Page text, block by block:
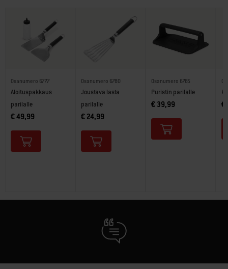
Osanumero 6777
Aloituspakkaus
parilalle
€ 49,99
Osanumero 6780
Joustava lasta
parilalle
€ 24,99
Osanumero 6785
Puristin parilalle
€ 39,99 €